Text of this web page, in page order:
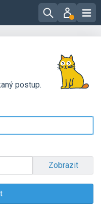
postup.
Zobrazit